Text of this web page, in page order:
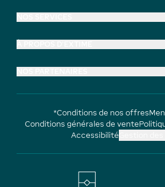
*Conditions de nos offres
Conditions générales de vente
Accessibilité